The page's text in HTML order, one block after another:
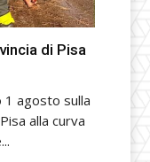
di Pisa
agosto sulla
alla curva